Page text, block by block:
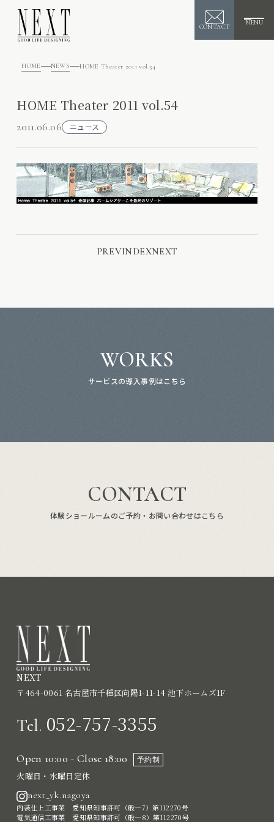
CONTACT
MENU
HOME NEWS HOME Theater 2011 vol.54
HOME Theater 2011 vol.54
2011.06.06 ニュース
PREVINDEXNEXT
WORKS
サービスの導入事例はこちら
CONTACT
体験ショールームのご予約・お問い合わせはこちら
NEXT
〒464-0061 名古屋市千種区向陽1-11-14 池下ホームズ1F
Tel. 052-757-3355
Open 10:00 - Close 18:00 予約制
火曜日・水曜日定休
next_yk.nagoya
内装仕上工事業 愛知県知事許可（般―7）第112270号
電気通信工事業 愛知県知事許可（般―8）第112270号